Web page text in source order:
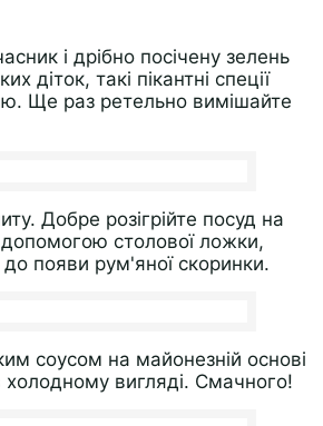
і дрібно посічену зелень
діток, такі пікантні спеції
Ще раз ретельно вимішайте
Добре розігрійте посуд на
допомогою столової ложки,
появи рум'яної скоринки.
соусом на майонезній основі
холодному вигляді. Смачного!